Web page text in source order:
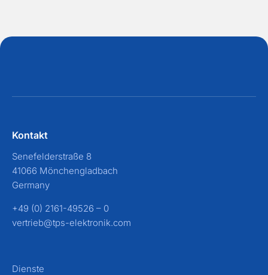
Kontakt
Senefelderstraße 8
41066 Mönchengladbach
Germany
+49 (0) 2161-49526 – 0
vertrieb@tps-elektronik.com
Dienste